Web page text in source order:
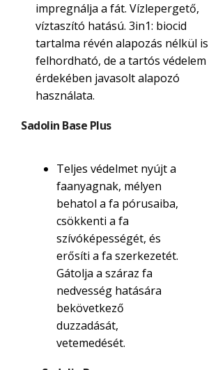
impregnálja a fát. Vízlepergető,
víztaszító hatású. 3in1: biocid
tartalma révén alapozás nélkül is
felhordható, de a tartós védelem
érdekében javasolt alapozó
használata.
Sadolin Base Plus
Teljes védelmet nyújt a
faanyagnak, mélyen
behatol a fa pórusaiba,
csökkenti a fa
szívóképességét, és
erősíti a fa szerkezetét.
Gátolja a száraz fa
nedvesség hatására
bekövetkező
duzzadását,
vetemedését.